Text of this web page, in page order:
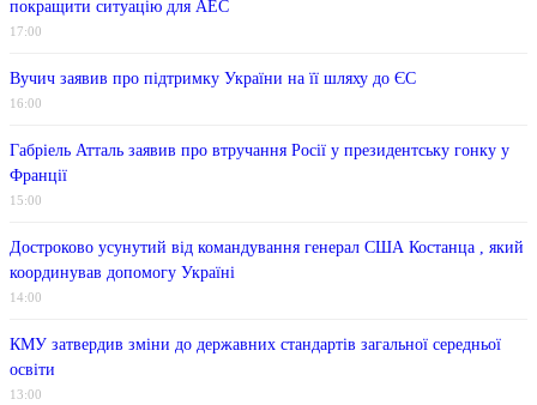
покращити ситуацію для АЕС
17:00
Вучич заявив про підтримку України на її шляху до ЄС
16:00
Габріель Атталь заявив про втручання Росії у президентську гонку у
Франції
15:00
Достроково усунутий від командування генерал США Костанца , який
координував допомогу Україні
14:00
КМУ затвердив зміни до державних стандартів загальної середньої
освіти
13:00